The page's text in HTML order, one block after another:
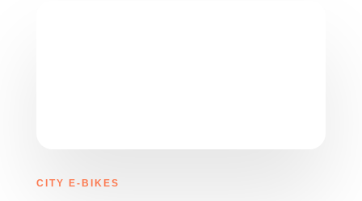
CITY E-BIKES